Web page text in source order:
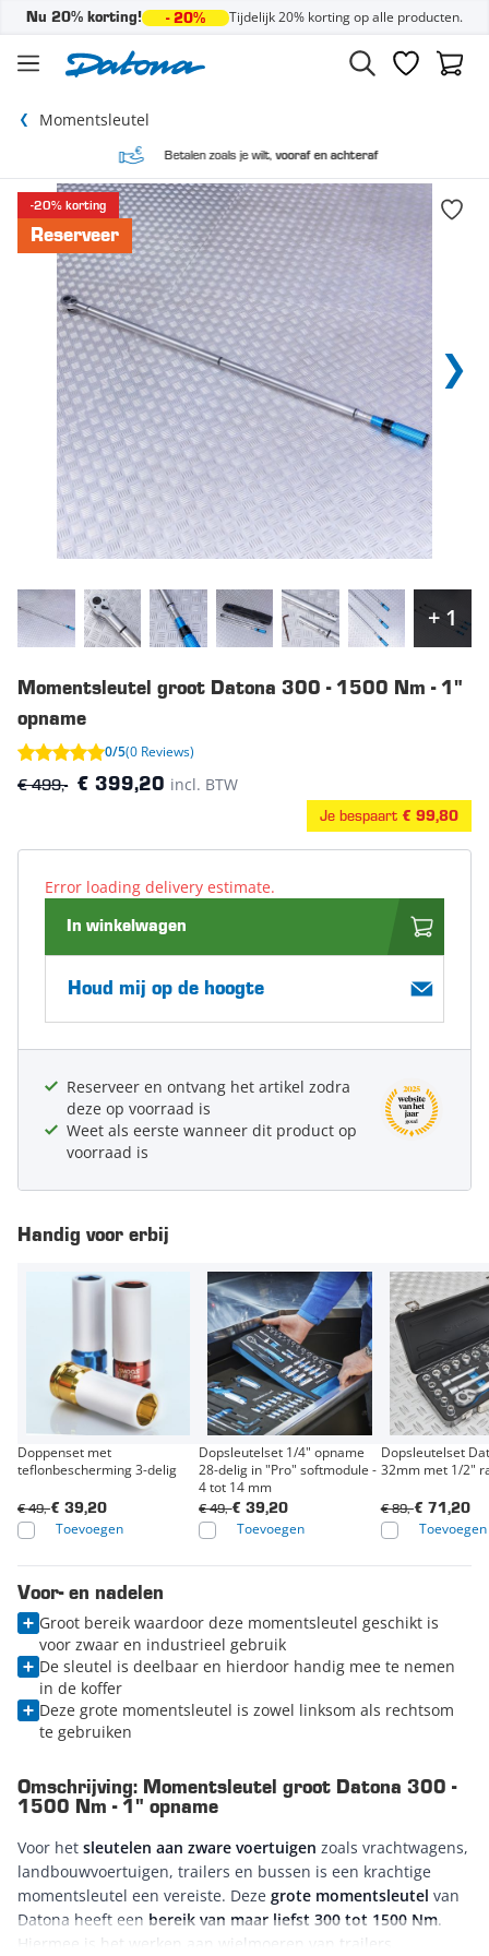
Nu 20% korting! - 20% Tijdelijk 20% korting op alle producten.
Verlanglijst
Momentsleutel
Betalen zoals je wilt, vooraf en achteraf
-20% korting
Reserveer
+ 1
Momentsleutel groot Datona 300 - 1500 Nm - 1"
opname
0/5(0 Reviews)
€ 499,- € 399,20 incl. BTW
Je bespaart € 99,80
Error loading delivery estimate.
In winkelwagen
Houd mij op de hoogte
Reserveer en ontvang het artikel zodra
deze op voorraad is
Weet als eerste wanneer dit product op
voorraad is
Handig voor erbij
Doppenset met
teflonbescherming 3-delig
€ 39,20
€ 49,-
Toevoegen
Dopsleutelset 1/4" opname
28-delig in "Pro" softmodule -
4 tot 14 mm
€ 39,20
€ 49,-
Toevoegen
Dopsleutelset
32mm met
€ 71,20
€ 89,-
Toevoegen
Voor- en nadelen
Groot bereik waardoor deze momentsleutel geschikt is
voor zwaar en industrieel gebruik
De sleutel is deelbaar en hierdoor handig mee te nemen
in de koffer
Deze grote momentsleutel is zowel linksom als rechtsom
te gebruiken
Omschrijving: Momentsleutel groot Datona 300 -
1500 Nm - 1" opname
Voor het sleutelen aan zware voertuigen zoals vrachtwagens,
landbouwvoertuigen, trailers en bussen is een krachtige
momentsleutel een vereiste. Deze grote momentsleutel van
Datona heeft een bereik van maar liefst 300 tot 1500 Nm.
Hiermee is het werken aan wielmoeren van trailers,